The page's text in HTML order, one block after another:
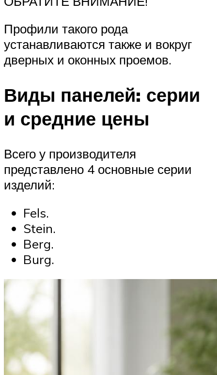
Профили такого рода
устанавливаются также и вокруг
дверных и оконных проемов.
Виды панелей: серии
и средние цены
Всего у производителя
представлено 4 основные серии
изделий:
Fels.
Stein.
Berg.
Burg.